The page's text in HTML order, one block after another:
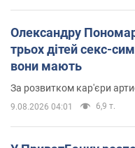
Олександру
трьох дітей секс-
вони мають
За розвитком кар'єри
9.08.2026 04:01 6,9 т.